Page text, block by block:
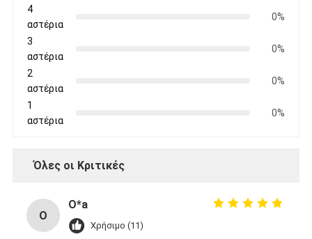
4
αστέρια
0%
3
αστέρια
0%
2
αστέρια
0%
1
αστέρια
0%
Όλες οι Κριτικές
O
O*a
Χρήσιμο (11)